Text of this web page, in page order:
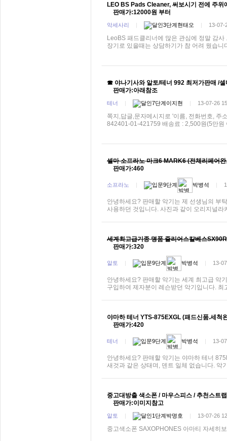
LEO BS Pads Cleaner, 써보시기 전에 주
판매가:12000원 부터
악세사리 | 현태오 | 13-07-
LeoBS 패드클리너에 많은 관심에 정말 감
장기로 있을때는 상담하기가 참 어려 웠습
☎ 야나기사와 알토/테너 992 최저가판매 /
판매가:아래참조
테너 | 이지현 | 13-07-26
쪽지,답글,문자메시지로 '이름, 전화번호, 주
842401-01-421759 배송료 : 2,500원(5만
셀마 소프라노 마크6 MARK6 (전체리페어
판매가:460
소프라노 | 박병석 |
안녕하세요? 판매할 악기는 제 선생님의 부
사용하던 것입니다. 사진과 같이 오리지널
세계최고급기종 명품 줄리어스칼베스
판매가:320
알토 | 박병석 | 13-
안녕하세요? 판매할 악기는 세계 최고급 악
구입하여 제자분이 레슨받던 악기입니다.
야마하 테너 YTS-875EXGL (패드신품.세척
판매가:420
테너 | 박병석 | 13-
안녕하세요? 판매할 악기는 야마하 테너
새것과 같은 상태며, 덴트 일체 없습니다.
중고대방출 색소폰 / 마우스피스 / 추천스트
판매가:이미지참고
알토 | 박명호 | 13-07-26
중고색소폰 SAXOPHONES 아마티 자세히